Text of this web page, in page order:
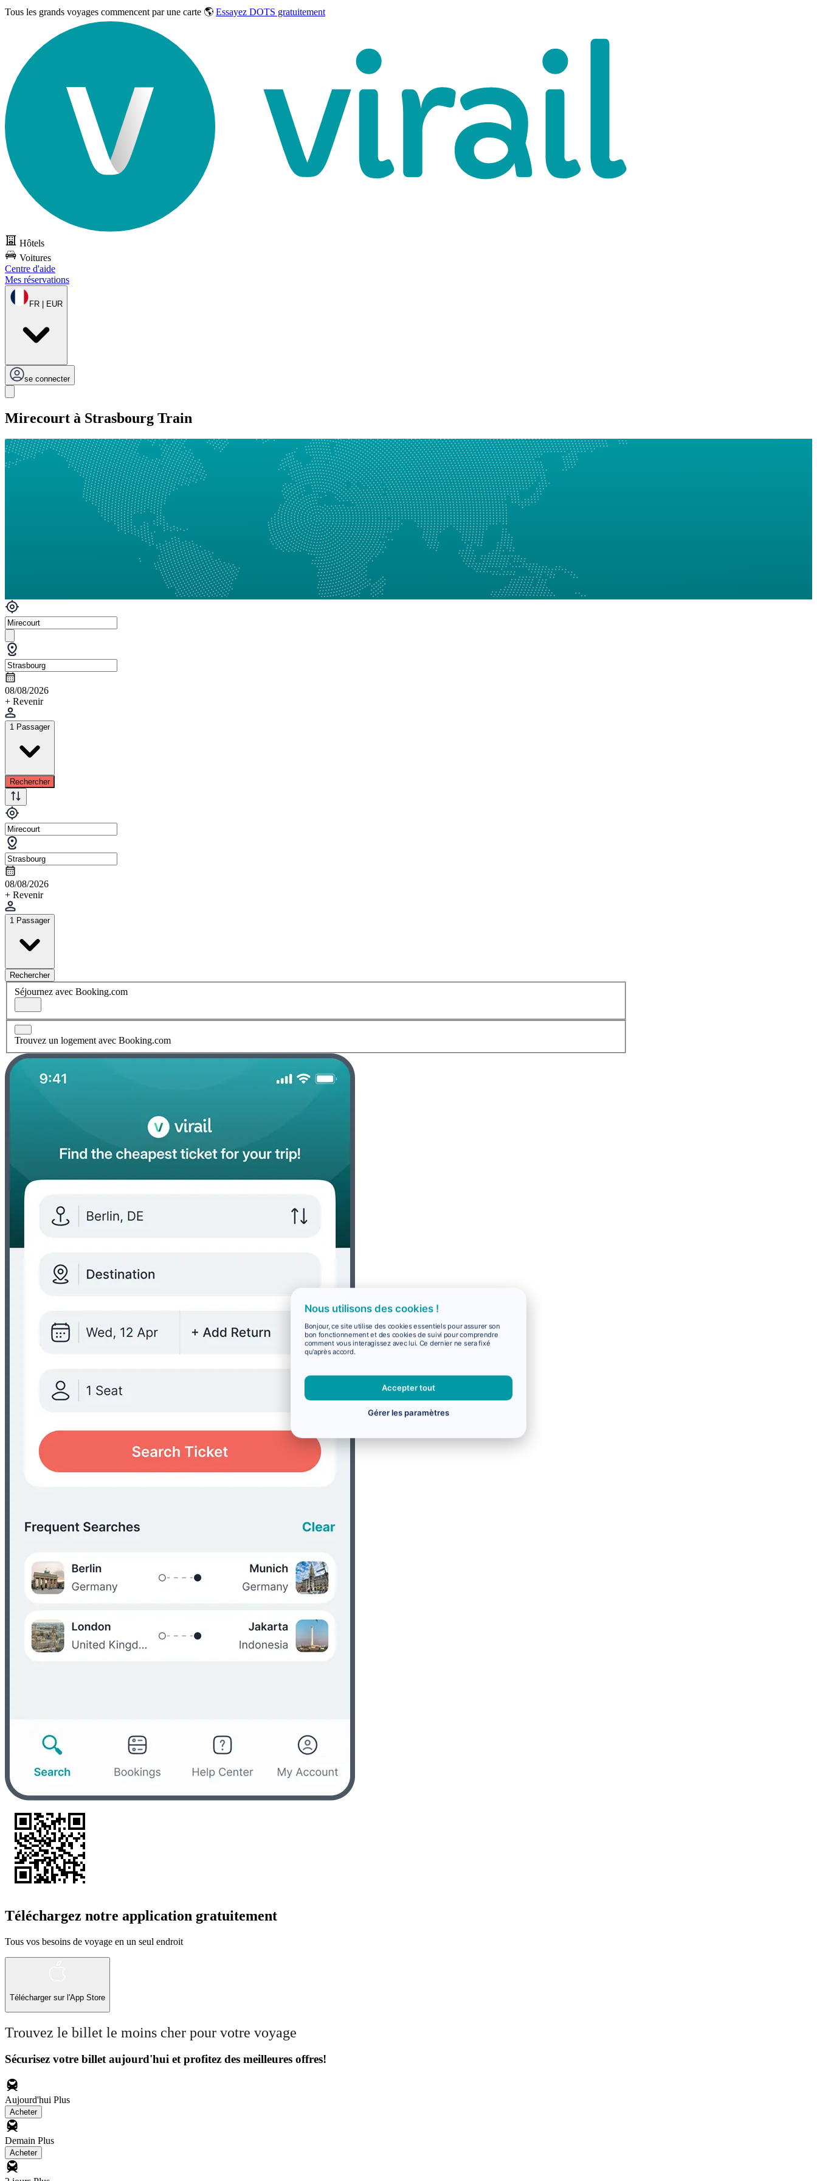
Tous les grands voyages commencent par une carte 🌎 Essayez DOTS gratuitement
Hôtels
Voitures
Centre d'aide
Mes réservations
FR | EUR
se connecter
Mirecourt à Strasbourg Train
08/08/2026
+ Revenir
1 Passager
Rechercher
08/08/2026
+ Revenir
1 Passager
Rechercher
Séjournez avec Booking.com
Trouvez un logement avec Booking.com
Téléchargez notre application gratuitement
Tous vos besoins de voyage en un seul endroit
Télécharger sur l'App Store
Trouvez le billet le moins cher pour votre voyage
Sécurisez votre billet aujourd'hui et profitez des meilleures offres!
Aujourd'hui Plus
Acheter
Demain Plus
Acheter
Nous utilisons des cookies !
Bonjour, ce site utilise des cookies essentiels pour assurer son
bon fonctionnement et des cookies de suivi pour comprendre
comment vous interagissez avec lui. Ce dernier ne sera fixé
qu'après accord.
Accepter tout
Gérer les paramètres